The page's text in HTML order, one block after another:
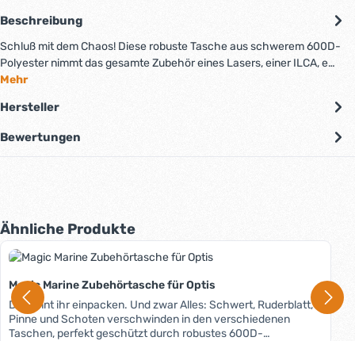
Beschreibung
Schluß mit dem Chaos! Diese robuste Tasche aus schwerem 600D-
Polyester nimmt das gesamte Zubehör eines Lasers, einer ILCA, e…
Mehr
Hersteller
Bewertungen
Produktgalerie überspringen
Ähnliche Produkte
Magic Marine Zubehörtasche für Optis
Da könnt ihr einpacken. Und zwar Alles: Schwert, Ruderblatt,
Pinne und Schoten verschwinden in den verschiedenen
Taschen, perfekt geschützt durch robustes 600D-